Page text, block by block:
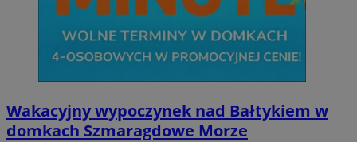
Wakacyjny wypoczynek nad Bałtykiem w
domkach Szmaragdowe Morze
Niesklasyfikowane